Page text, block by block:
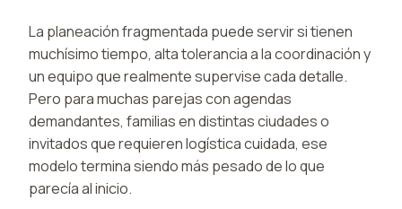
La planeación fragmentada puede servir si tienen
muchísimo tiempo, alta tolerancia a la coordinación y
un equipo que realmente supervise cada detalle.
Pero para muchas parejas con agendas
demandantes, familias en distintas ciudades o
invitados que requieren logística cuidada, ese
modelo termina siendo más pesado de lo que
parecía al inicio.